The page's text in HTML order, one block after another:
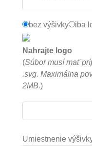
bez výšivky iba
Nahrajte logo
(Súbor musí mať
.svg. Maximálna
2MB.)
Umiestnenie